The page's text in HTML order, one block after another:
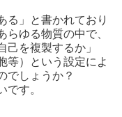
る」と書かれており
ゆる物質の中で、
を複製するか」
等）という設定によ
でしょうか？
す。